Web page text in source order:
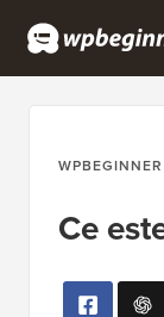
WPBEGINNER
Ce